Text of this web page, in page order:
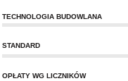
TECHNOLOGIA BUDOWLANA
STANDARD
OPŁATY WG LICZNIKÓW